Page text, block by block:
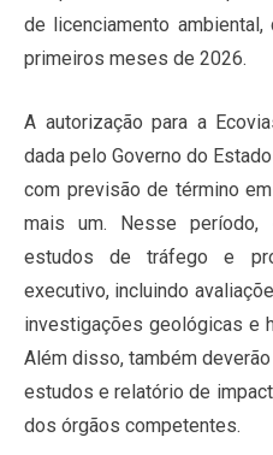
de licenciamento
primeiros meses de 2026.
A autorização para a
dada pelo Governo do
com previsão de término
mais um. Nesse
estudos de tráfego e
executivo, incluindo
investigações geológicas e
Além disso, também
estudos e relatório de
dos órgãos competentes.